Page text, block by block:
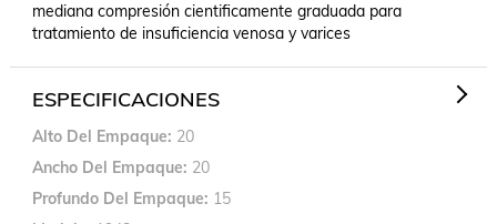
mediana compresión cientificamente graduada para
tratamiento de insuficiencia venosa y varices
ESPECIFICACIONES
Alto Del Empaque 20
Ancho Del Empaque 20
Profundo Del Empaque
15